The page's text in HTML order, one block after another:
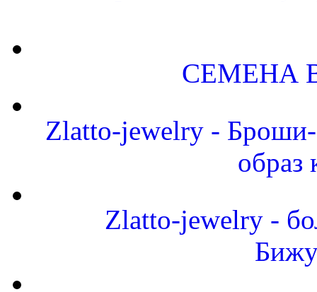
СЕМЕНА
Zlatto-jewelry -
образ
Zlatto-jewelry -